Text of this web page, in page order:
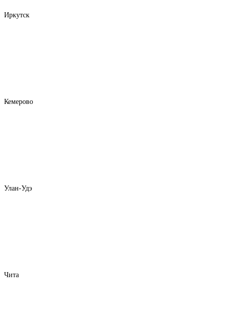
Иркутск
Кемерово
Улан-Удэ
Чита